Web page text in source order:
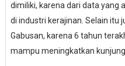
dimiliki, karena dari data yang
di industri kerajinan. Selain itu
Gabusan, karena 6 tahun
mampu meningkatkan